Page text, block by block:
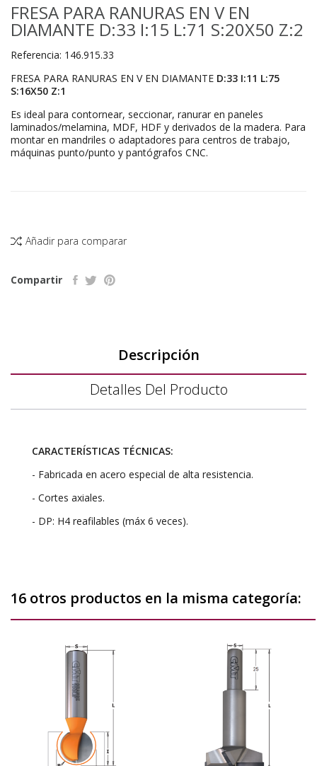
FRESA PARA RANURAS EN V EN
DIAMANTE D:33 I:15 L:71 S:20X50 Z:2
Referencia: 146.915.33
FRESA PARA RANURAS EN V EN DIAMANTE D:33 I:11 L:75
S:16X50 Z:1
Es ideal para contornear, seccionar, ranurar en paneles
laminados/melamina, MDF, HDF y derivados de la madera. Para
montar en mandriles o adaptadores para centros de trabajo,
máquinas punto/punto y pantógrafos CNC.
Añadir para comparar
Compartir
Descripción
Detalles Del Producto
CARACTERÍSTICAS TÉCNICAS:
- Fabricada en acero especial de alta resistencia.
- Cortes axiales.
- DP: H4 reafilables (máx 6 veces).
16 otros productos en la misma categoría: